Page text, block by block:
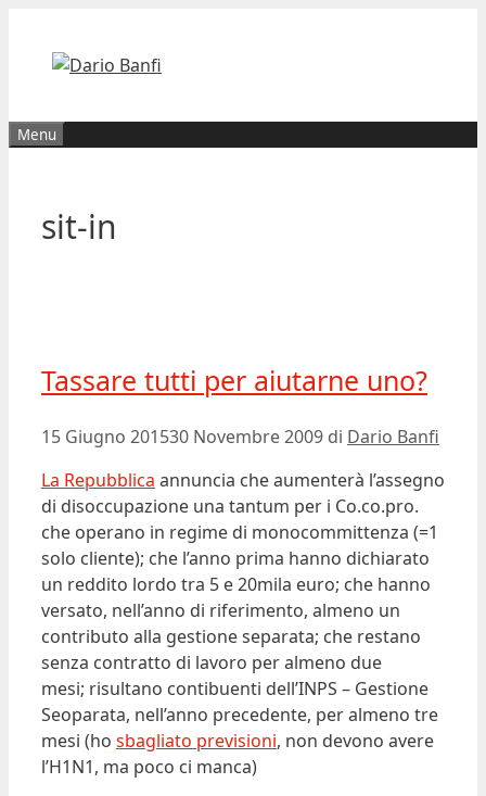
contenuto
Menu
sit-in
Tassare tutti per aiutarne uno?
15 Giugno 201530 Novembre 2009 di Dario Banfi
La Repubblica annuncia che aumenterà l’assegno
di disoccupazione una tantum per i Co.co.pro.
che operano in regime di monocommittenza (=1
solo cliente); che l’anno prima hanno dichiarato
un reddito lordo tra 5 e 20mila euro; che hanno
versato, nell’anno di riferimento, almeno un
contributo alla gestione separata; che restano
senza contratto di lavoro per almeno due
mesi; risultano contibuenti dell’INPS – Gestione
Seoparata, nell’anno precedente, per almeno tre
mesi (ho sbagliato previsioni, non devono avere
l’H1N1, ma poco ci manca)